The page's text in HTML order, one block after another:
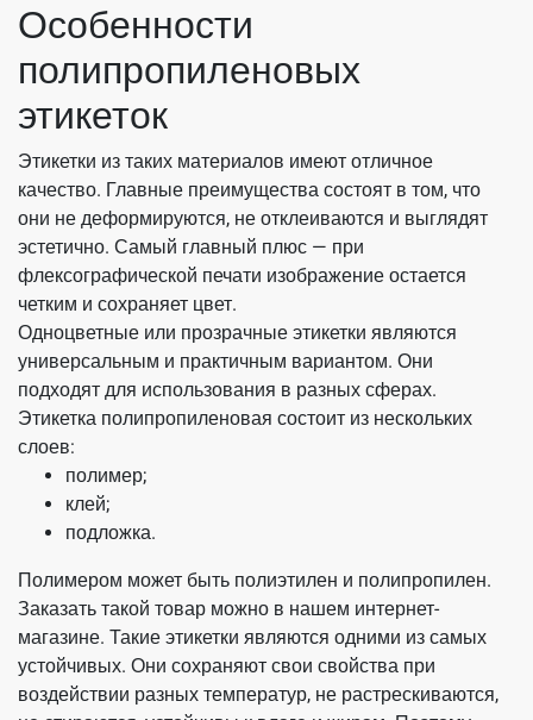
Особенности
полипропиленовых
этикеток
Этикетки из таких материалов имеют отличное
качество. Главные преимущества состоят в том, что
они не деформируются, не отклеиваются и выглядят
эстетично. Самый главный плюс — при
флексографической печати изображение остается
четким и сохраняет цвет.
Одноцветные или прозрачные этикетки являются
универсальным и практичным вариантом. Они
подходят для использования в разных сферах.
Этикетка полипропиленовая состоит из нескольких
слоев:
полимер;
клей;
подложка.
Полимером может быть полиэтилен и полипропилен.
Заказать такой товар можно в нашем интернет-
магазине. Такие этикетки являются одними из самых
устойчивых. Они сохраняют свои свойства при
воздействии разных температур, не растрескиваются,